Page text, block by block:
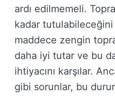
ardı edilmemeli.
kadar
maddece zengin
daha iyi tutar ve bu
ihtiyacını karşılar.
gibi sorunlar, bu